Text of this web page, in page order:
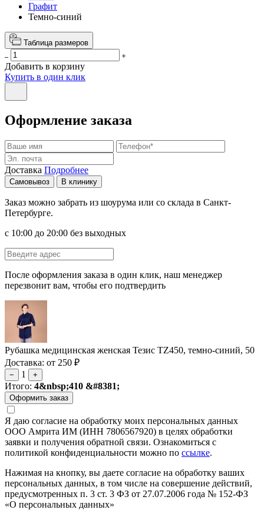
Графит
Темно-синий
Таблица размеров
Добавить в корзину
Купить в один клик
Оформление заказа
Доставка Подробнее
Самовывоз В клинику
Заказ можно забрать из шоурума или со склада в Санкт-
Петербурге.
с 10:00 до 20:00 без выходных
После оформления заказа в один клик, наш менеджер
перезвонит вам, чтобы его подтвердить
Рубашка медицинская женская Тезис TZ450, темно-синий, 50
Доставка: от 250 ₽
− 1 +
Итого: 4&nbsp;410 &#8381;
Я даю согласие на обработку моих персональных данных
ООО Амрита ИМ (ИНН 7806567920) в целях обработки
заявки и получения обратной связи. Ознакомиться с
политикой конфиденциальности можно по ссылке.
Нажимая на кнопку, вы даете согласие на обработку ваших
персональных данных, в том числе на совершение действий,
предусмотренных п. 3 ст. 3 ФЗ от 27.07.2006 года № 152-ФЗ
«О персональных данных»